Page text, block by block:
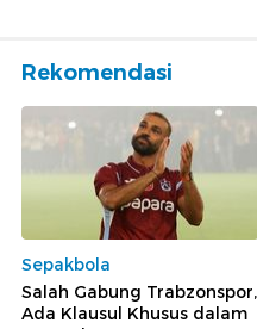
Rekomendasi
Sepakbola
Salah Gabung Trabzonspor,
Ada Klausul Khusus dalam